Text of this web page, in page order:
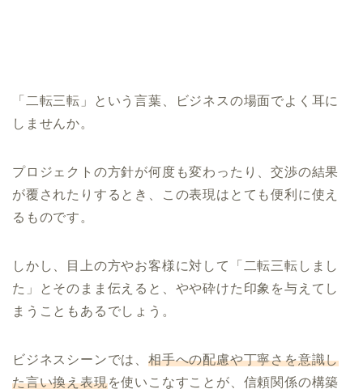
「二転三転」という言葉、ビジネスの場面でよく耳に
しませんか。
プロジェクトの方針が何度も変わったり、交渉の結果
が覆されたりするとき、この表現はとても便利に使え
るものです。
しかし、目上の方やお客様に対して「二転三転しまし
た」とそのまま伝えると、やや砕けた印象を与えてし
まうこともあるでしょう。
ビジネスシーンでは、相手への配慮や丁寧さを意識し
た言い換え表現を使いこなすことが、信頼関係の構築